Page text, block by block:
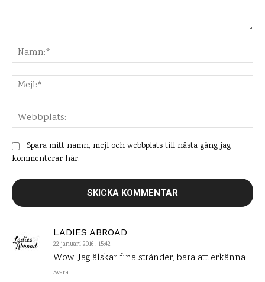
LADIES ABROAD
22 januari 2016 , 15:42
Wow! Jag älskar fina stränder, bara att erkänna
Svara
Spara mitt namn, mejl och webbplats till nästa gång jag
kommenterar här.